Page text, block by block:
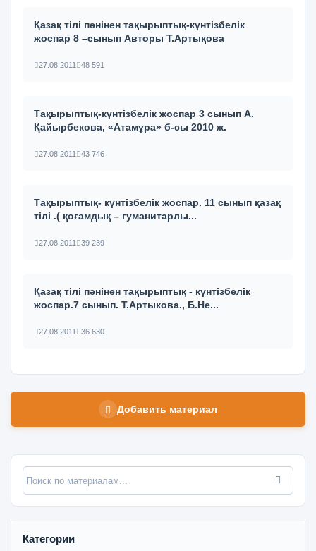
Қазақ тілі пәнінен тақырыптық-күнтізбелік
жоспар 8 –сынып Авторы Т.Артықова
27.08.2011 48 591
Тақырыптық-күнтізбелік жоспар 3 сынып А.
Қайырбекова, «Атамұра» б-сы 2010 ж.
27.08.2011 43 746
Тақырыптық- күнтізбелік жоспар. 11 сынып қазақ
тілі .( қоғамдық – гуманитарлы...
27.08.2011 39 239
Қазақ тілі пәнінен тақырыптық - күнтізбелік
жоспар.7 сынып. Т.Артыкова., Б.Не...
27.08.2011 36 630
Добавить материал
Категории